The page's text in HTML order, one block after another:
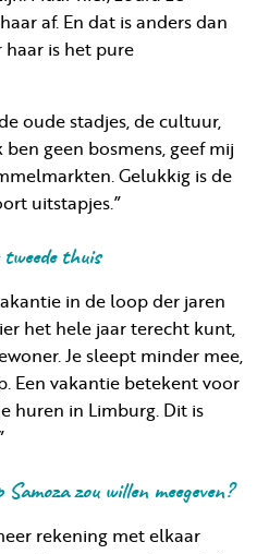
af. En dat is anders dan
haar is het pure
oude stadjes, de cultuur,
geen bosmens, geef mij
Gelukkig is de
uitstapjes.”
thuis
in de loop der jaren
het hele jaar terecht kunt,
Je sleept minder mee,
Een vakantie betekent voor
huren in Limburg. Dit is
zou willen meegeven?
rekening met elkaar